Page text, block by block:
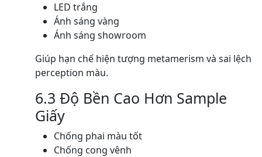
LED trắng
Ánh sáng vàng
Ánh sáng showroom
Giúp hạn chế hiện tượng metamerism và sai lệch
perception màu.
6.3 Độ Bền Cao Hơn Sample
Giấy
Chống phai màu tốt
Chống cong vênh